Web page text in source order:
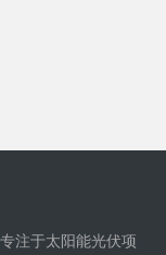
注于太阳能光伏项